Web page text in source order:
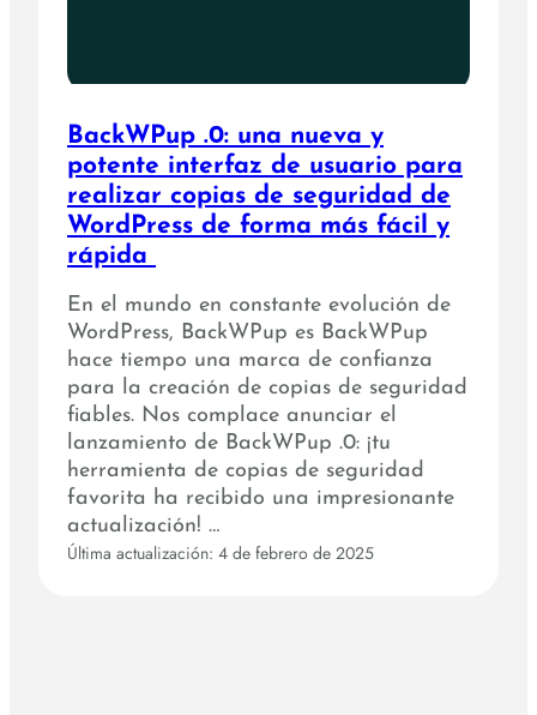
BackWPup .0: una nueva y
potente interfaz de usuario para
realizar copias de seguridad de
WordPress de forma más fácil y
rápida
En el mundo en constante evolución de
WordPress, BackWPup es BackWPup
hace tiempo una marca de confianza
para la creación de copias de seguridad
fiables. Nos complace anunciar el
lanzamiento de BackWPup .0: ¡tu
herramienta de copias de seguridad
favorita ha recibido una impresionante
actualización! …
Última actualización: 4 de febrero de 2025